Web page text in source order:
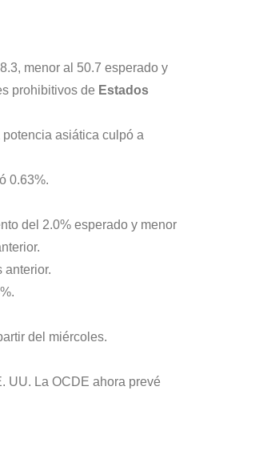
menor al 50.7 esperado y
prohibitivos de Estados
asiática culpó a
0.63%.
del 2.0% esperado y menor
anterior.
del miércoles.
UU. La OCDE ahora prevé